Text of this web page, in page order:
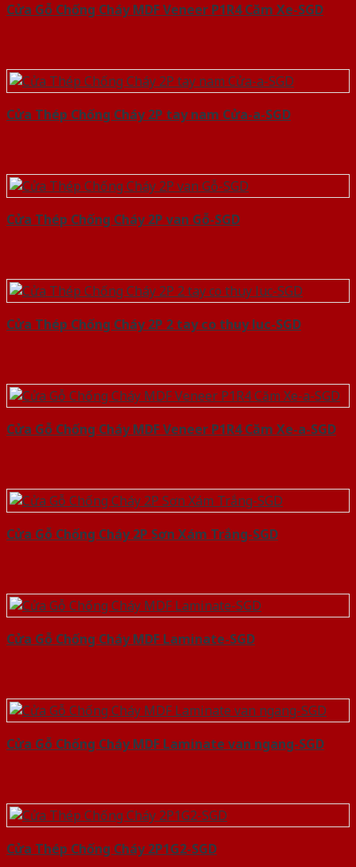
Cửa Gỗ Chống Cháy MDF Veneer P1R4 Căm Xe-SGD
Cửa Thép Chống Cháy 2P tay nam Cửa-a-SGD
Cửa Thép Chống Cháy 2P van Gỗ-SGD
Cửa Thép Chống Cháy 2P 2 tay co thuy luc-SGD
Cửa Gỗ Chống Cháy MDF Veneer P1R4 Căm Xe-a-SGD
Cửa Gỗ Chống Cháy 2P Sơn Xám Trắng-SGD
Cửa Gỗ Chống Cháy MDF Laminate-SGD
Cửa Gỗ Chống Cháy MDF Laminate van ngang-SGD
Cửa Thép Chống Cháy 2P1G2-SGD